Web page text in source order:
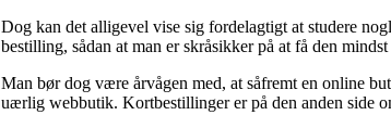
Dog kan det alligevel vise sig fordelagtigt at studere
bestilling, sådan at man er skråsikker på at få den
Man bør dog være årvågen med, at såfremt en online
uærlig webbutik. Kortbestillinger er på den anden side